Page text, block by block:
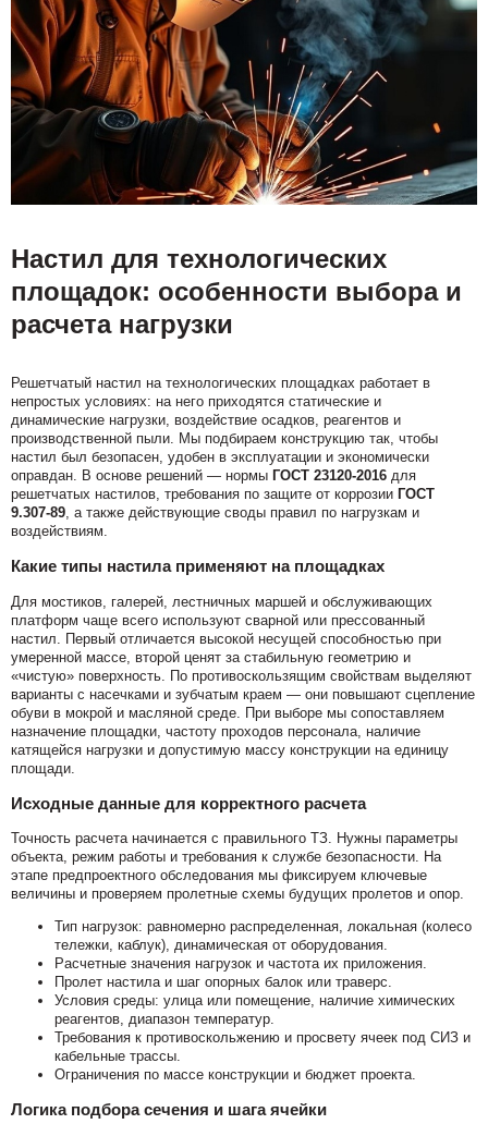
Настил для технологических
площадок: особенности выбора и
расчета нагрузки
Решетчатый настил на технологических площадках работает в
непростых условиях: на него приходятся статические и
динамические нагрузки, воздействие осадков, реагентов и
производственной пыли. Мы подбираем конструкцию так, чтобы
настил был безопасен, удобен в эксплуатации и экономически
оправдан. В основе решений — нормы ГОСТ 23120-2016 для
решетчатых настилов, требования по защите от коррозии ГОСТ
9.307-89, а также действующие своды правил по нагрузкам и
воздействиям.
Какие типы настила применяют на площадках
Для мостиков, галерей, лестничных маршей и обслуживающих
платформ чаще всего используют сварной или прессованный
настил. Первый отличается высокой несущей способностью при
умеренной массе, второй ценят за стабильную геометрию и
«чистую» поверхность. По противоскользящим свойствам выделяют
варианты с насечками и зубчатым краем — они повышают сцепление
обуви в мокрой и масляной среде. При выборе мы сопоставляем
назначение площадки, частоту проходов персонала, наличие
катящейся нагрузки и допустимую массу конструкции на единицу
площади.
Исходные данные для корректного расчета
Точность расчета начинается с правильного ТЗ. Нужны параметры
объекта, режим работы и требования к службе безопасности. На
этапе предпроектного обследования мы фиксируем ключевые
величины и проверяем пролетные схемы будущих пролетов и опор.
Тип нагрузок: равномерно распределенная, локальная (колесо
тележки, каблук), динамическая от оборудования.
Расчетные значения нагрузок и частота их приложения.
Пролет настила и шаг опорных балок или траверс.
Условия среды: улица или помещение, наличие химических
реагентов, диапазон температур.
Требования к противоскольжению и просвету ячеек под СИЗ и
кабельные трассы.
Ограничения по массе конструкции и бюджет проекта.
Логика подбора сечения и шага ячейки